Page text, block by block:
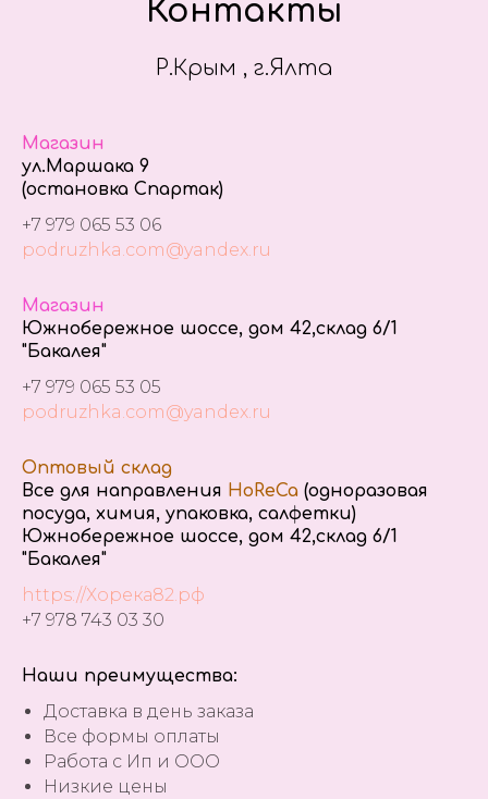
Контакты
Р.Крым , г.Ялта
Магазин
ул.Маршака 9
(остановка Спартак)
+7 979 065 53 06
podruzhka.com@yandex.ru
Магазин
Южнобережное шоссе, дом 42,склад 6/1
"Бакалея"
+7 979 065 53 05
podruzhka.com@yandex.ru
Оптовый склад
Все для направления HoReCa (одноразовая
посуда, химия, упаковка, салфетки)
Южнобережное шоссе, дом 42,склад 6/1
"Бакалея"
https://Хорека82.рф
+7 978 743 03 30
Наши преимущества:
Доставка в день заказа
Все формы оплаты
Работа с Ип и ООО
Низкие цены